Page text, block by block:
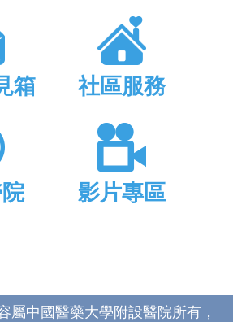
箱 社區服務
影片專區
屬中國醫藥大學附設醫院所有，